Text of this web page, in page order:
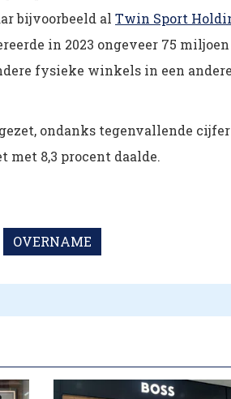
bijvoorbeeld al Twin Sport
in 2023 ongeveer 75 miljoen
fysieke winkels in een
ondanks tegenvallende
met 8,3 procent daalde.
OVERNAME